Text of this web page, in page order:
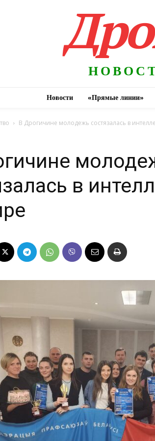
Новости «Прямые линии»
В Дрогичине молодежь состязалась в
в